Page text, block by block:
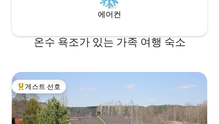
에어컨
온수 욕조가 있는 가족 여행 숙소
상위 게스트 선호
게스트 선호